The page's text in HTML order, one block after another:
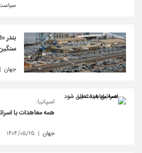
بندر
جهان
اسپانیا:
همه معاهدات با
جهان ۱۴۰۴/۰۵/۲۵